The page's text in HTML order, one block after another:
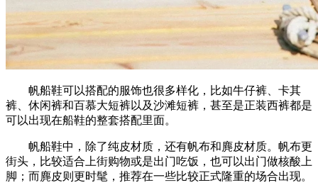
帆船鞋可以搭配的服饰也很多样化，比如牛仔裤、卡其
裤、休闲裤和百慕大短裤以及沙滩短裤，甚至是正装西裤都是
可以出现在船鞋的整套搭配里面。
帆船鞋中，除了纯皮材质，还有帆布和麂皮材质。帆布更
街头，比较适合上街购物或是出门吃饭，也可以出门做核酸上
脚；而麂皮则更时髦，推荐在一些比较正式隆重的场合出现。